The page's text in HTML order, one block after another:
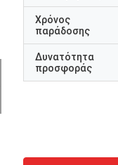
Χρόνος
παράδοσης
Δυνατότητα
προσφοράς